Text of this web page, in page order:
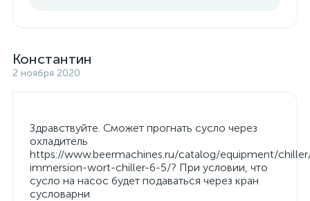
Константин
2 ноября 2020
Здравствуйте. Сможет прогнать сусло через
охладитель
https://www.beermachines.ru/catalog/equipment/
immersion-wort-chiller-6-5/? При условии, что
сусло на насос будет подаваться через кран
сусловарни